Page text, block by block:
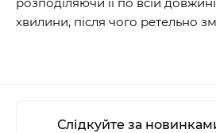
хвилини, після чого ретельно
Слідкуйте за